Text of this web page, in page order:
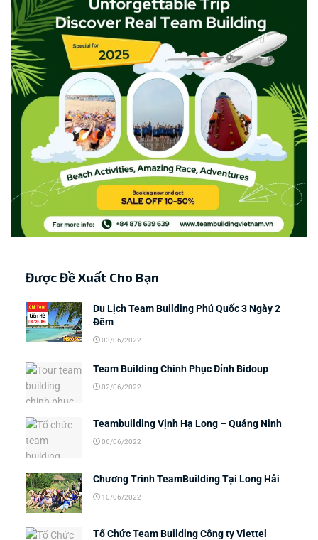
Được Đề Xuất Cho Bạn
Du Lịch Team Building Phú Quốc 3 Ngày 2
Đêm
03/06/2022
Team Building Chinh Phục Đỉnh Bidoup
02/06/2022
Teambuilding Vịnh Hạ Long – Quảng Ninh
06/06/2022
Chương Trình TeamBuilding Tại Long Hải
10/06/2022
Tổ Chức Team Building Công ty Viettel